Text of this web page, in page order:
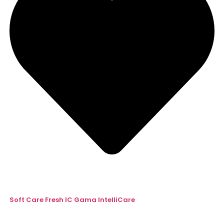
Soft Care Fresh IC Gama IntelliCare